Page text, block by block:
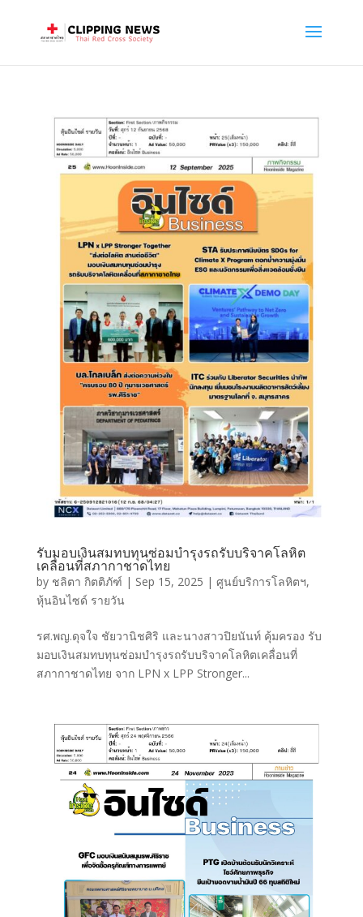
รับมอบเงินสมทบทุนซ่อมบำรุงรถรับบริจาคโลหิต
เคลื่อนที่สภากาชาดไทย
by ชลิตา กิตติภัฑ์ | Sep 15, 2025 | ศูนย์บริการโลหิตฯ,
หุ้นอินไซด์ รายวัน
รศ.พญ.ดุจใจ ชัยวานิชศิริ และนางสาวปิยนันท์ คุ้มครอง รับ
มอบเงินสมทบทุนซ่อมบำรุงรถรับบริจาคโลหิตเคลื่อนที่
สภากาชาดไทย จาก LPN x LPP Stronger...